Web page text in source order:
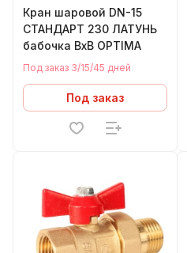
Кран шаровой DN-15
СТАНДАРТ 230 ЛАТУНЬ
бабочка ВхВ OPTIMA
Под заказ 3/15/45 дней
Под заказ